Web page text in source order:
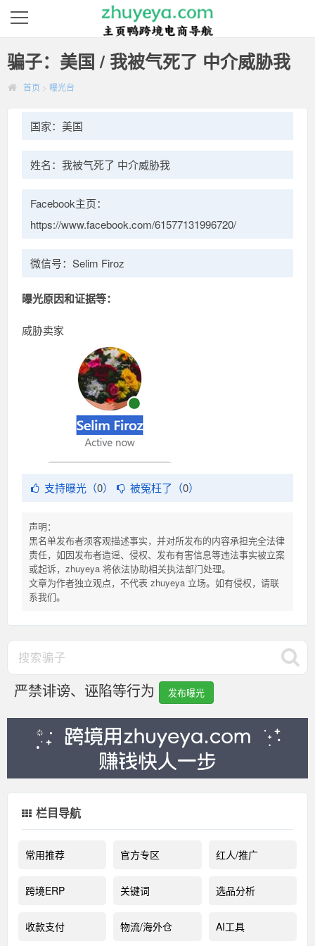
骗子：美国 / 我被气死了 中介威胁我
首页 > 曝光台
国家：美国
姓名：我被气死了 中介威胁我
Facebook主页：
https://www.facebook.com/61577131996720/
微信号：Selim Firoz
曝光原因和证据等：
威胁卖家
支持曝光（0） 被冤枉了（0）
声明：
黑名单发布者须客观描述事实，并对所发布的内容承担完全法律
责任，如因发布者造谣、侵权、发布有害信息等违法事实被立案
或起诉，zhuyeya 将依法协助相关执法部门处理。
文章为作者独立观点，不代表 zhuyeya 立场。如有侵权，请联
系我们。
严禁诽谤、诬陷等行为 发布曝光
栏目导航
常用推荐 官方专区 红人/推广
跨境ERP 关键词 选品分析
收款支付 物流/海外仓 AI工具